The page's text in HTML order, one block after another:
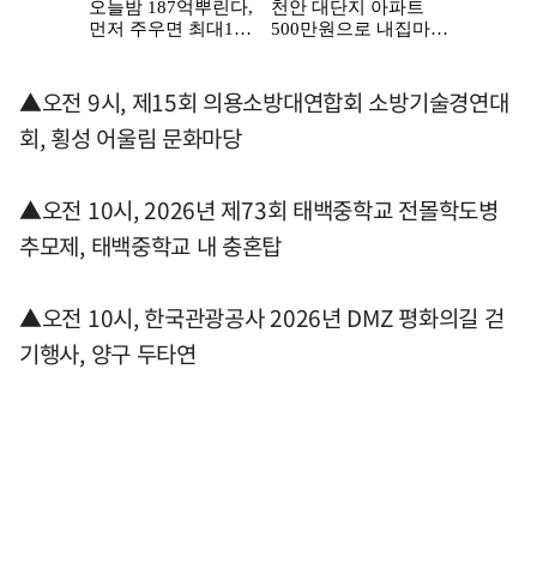
▲오전 9시, 제15회 의용소방대연합회 소방기술경연대
회, 횡성 어울림 문화마당
▲오전 10시, 2026년 제73회 태백중학교 전몰학도병
추모제, 태백중학교 내 충혼탑
▲오전 10시, 한국관광공사 2026년 DMZ 평화의길 걷
기행사, 양구 두타연